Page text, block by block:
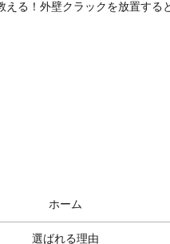
える！外壁クラックを放置する
ホーム
選ばれる理由